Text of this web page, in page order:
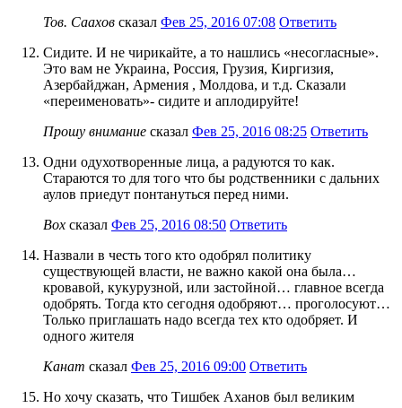
Тов. Саахов сказал Фев 25, 2016 07:08 Ответить
Сидите. И не чирикайте, а то нашлись «несогласные».
Это вам не Украина, Россия, Грузия, Киргизия,
Азербайджан, Армения , Молдова, и т.д. Сказали
«переименовать»- сидите и аплодируйте!
Прошу внимание сказал Фев 25, 2016 08:25 Ответить
Одни одухотворенные лица, а радуются то как.
Стараются то для того что бы родственники с дальних
аулов приедут понтануться перед ними.
Box сказал Фев 25, 2016 08:50 Ответить
Назвали в честь того кто одобрял политику
существующей власти, не важно какой она была…
кровавой, кукурузной, или застойной… главное всегда
одобрять. Тогда кто сегодня одобряют… проголосуют…
Только приглашать надо всегда тех кто одобряет. И
одного жителя
Канат сказал Фев 25, 2016 09:00 Ответить
Но хочу сказать, что Тишбек Аханов был великим